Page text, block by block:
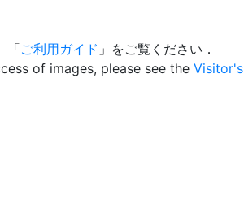
「ご利用ガイド 」をご覧ください．
of images, please see the Visitor's